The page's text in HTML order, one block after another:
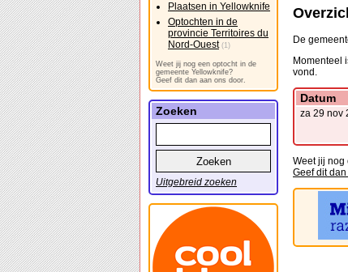
De
Momenteel
vond.
Datum
za 29 nov
Weet jij nog
Geef dit
Plaatsen in Yellowknife
Optochten in de
provincie Territoires du
Nord-Ouest (1)
Weet jij nog een optocht in de
gemeente Yellowknife?
Geef dit dan aan ons door.
Zoeken
Uitgebreid zoeken